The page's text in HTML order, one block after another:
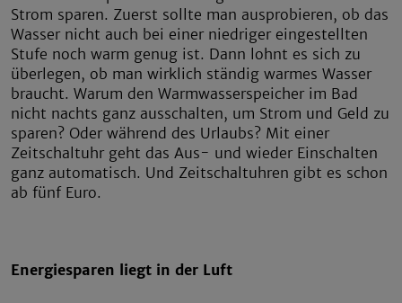
Strom sparen. Zuerst sollte man ausprobieren, ob das
Wasser nicht auch bei einer niedriger eingestellten
Stufe noch warm genug ist. Dann lohnt es sich zu
überlegen, ob man wirklich ständig warmes Wasser
braucht. Warum den Warmwasserspeicher im Bad
nicht nachts ganz ausschalten, um Strom und Geld zu
sparen? Oder während des Urlaubs? Mit einer
Zeitschaltuhr geht das Aus- und wieder Einschalten
ganz automatisch. Und Zeitschaltuhren gibt es schon
ab fünf Euro.
Energiesparen liegt in der Luft